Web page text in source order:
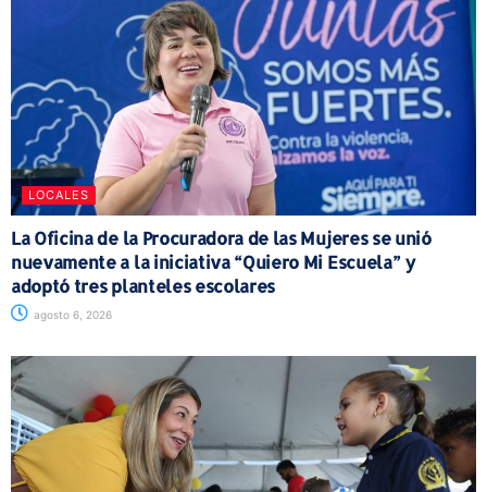
LOCALES
La Oficina de la Procuradora de las Mujeres se unió
nuevamente a la iniciativa “Quiero Mi Escuela” y
adoptó tres planteles escolares
agosto 6, 2026